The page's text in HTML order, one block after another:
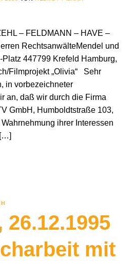
– FELDMANN – HAVE –
RechtsanwälteMendel und
Platz 447799 Krefeld Hamburg,
Filmprojekt „Olivia“ Sehr
in vorbezeichneter
an, daß wir durch die Firma
GmbH, Humboldtstraße 103,
ihrer Interessen
mit